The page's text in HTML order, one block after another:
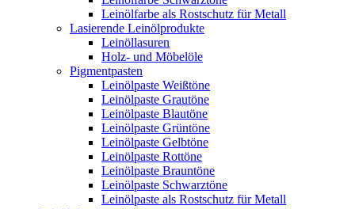
Leinölfarbe als Rostschutz für Metall
Lasierende Leinölprodukte
Leinöllasuren
Holz- und Möbelöle
Pigmentpasten
Leinölpaste Weißtöne
Leinölpaste Grautöne
Leinölpaste Blautöne
Leinölpaste Grüntöne
Leinölpaste Gelbtöne
Leinölpaste Rottöne
Leinölpaste Brauntöne
Leinölpaste Schwarztöne
Leinölpaste als Rostschutz für Metall